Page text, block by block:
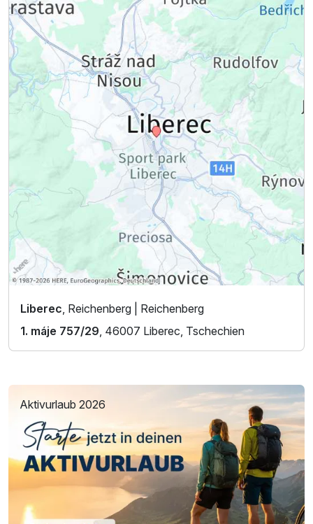
Liberec , Reichenberg | Reichenberg
1. máje 757/29 , 46007 Liberec, Tschechien
Aktivurlaub 2026